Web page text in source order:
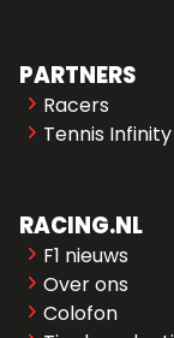
PARTNERS
Racers
Tennis Infinity
RACING.NL
F1 nieuws
Over ons
Colofon